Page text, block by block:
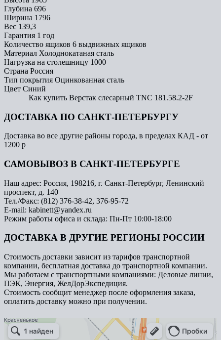
Глубина 696
Ширина 1796
Вес 139,3
Гарантия 1 год
Количество ящиков 6 выдвижных ящиков
Материал Холоднокатаная сталь
Нагрузка на столешницу 1000
Страна Россия
Тип покрытия Оцинкованная сталь
Цвет Синий
Как купить Верстак слесарный TNC 181.58.2-2F
ДОСТАВКА ПО САНКТ-ПЕТЕРБУРГУ
Доставка во все другие районы города, в пределах КАД - от
1200 р
САМОВЫВОЗ В САНКТ-ПЕТЕРБУРГЕ
Наш адрес: Россия, 198216, г. Санкт-Петербург, Ленинский
проспект, д. 140
Тел./Факс: (812) 376-38-42, 376-95-72
E-mail: kabinett@yandex.ru
Режим работы офиса и склада: Пн-Пт 10:00-18:00
ДОСТАВКА В ДРУГИЕ РЕГИОНЫ РОССИИ
Стоимость доставки зависит из тарифов транспортной
компании, бесплатная доставка до транспортной компании.
Мы работаем с транспортными компаниями: Деловые линии,
ПЭК, Энергия, ЖелДорЭкспедиция.
Стоимость сообщит менеджер после оформления заказа,
оплатить доставку можно при получении.
Арметкон
Металлическая мебель в Санкт‑Петербурге
Торговое оборудование в Санкт‑Петербурге